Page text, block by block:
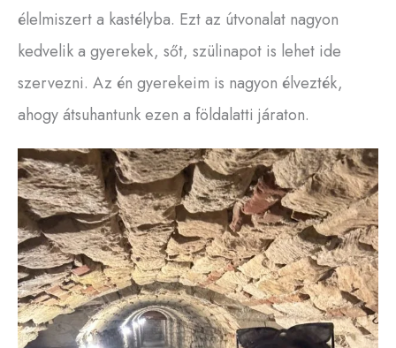
élelmiszert a kastélyba. Ezt az útvonalat nagyon
kedvelik a gyerekek, sőt, szülinapot is lehet ide
szervezni. Az én gyerekeim is nagyon élvezték,
ahogy átsuhantunk ezen a földalatti járaton.